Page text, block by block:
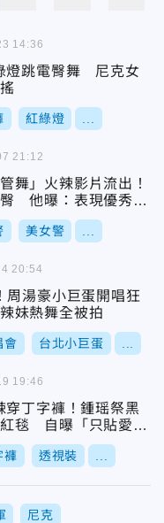
燈跳電臀舞 尼克女
紅綠燈
14:36
舞」火辣影片流出！
他曝：表現優秀受
美女警
21:12
周湯豪小巨蛋開唱狂
妹熱舞全被拍
會 台北小巨蛋
20:54
穿丁字褲！鍾瑶祭黑
毯 自曝「只貼愛心
褲 透視裝
19:46
尼克